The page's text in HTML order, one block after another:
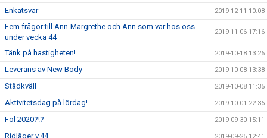
Enkätsvar 2019-12-11 10:08
Fem frågor till Ann-Margrethe och Ann som var hos oss
under vecka 44
2019-11-06 17:16
Tänk på hastigheten! 2019-10-18 13:26
Leverans av New Body 2019-10-08 13:38
Städkväll 2019-10-08 11:35
Aktivitetsdag på lördag! 2019-10-01 22:36
Föl 2020?!? 2019-09-30 15:11
Ridläger v.44